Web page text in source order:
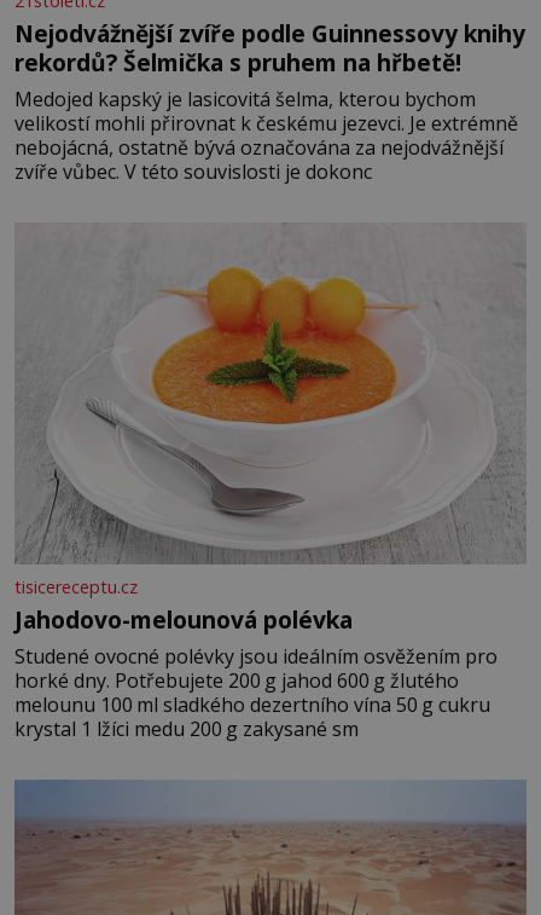
Nejodvážnější zvíře podle Guinnessovy knihy
rekordů? Šelmička s pruhem na hřbetě!
Medojed kapský je lasicovitá šelma, kterou bychom
velikostí mohli přirovnat k českému jezevci. Je extrémně
nebojácná, ostatně bývá označována za nejodvážnější
zvíře vůbec. V této souvislosti je dokonc
tisicereceptu.cz
Jahodovo-melounová polévka
Studené ovocné polévky jsou ideálním osvěžením pro
horké dny. Potřebujete 200 g jahod 600 g žlutého
melounu 100 ml sladkého dezertního vína 50 g cukru
krystal 1 lžíci medu 200 g zakysané sm